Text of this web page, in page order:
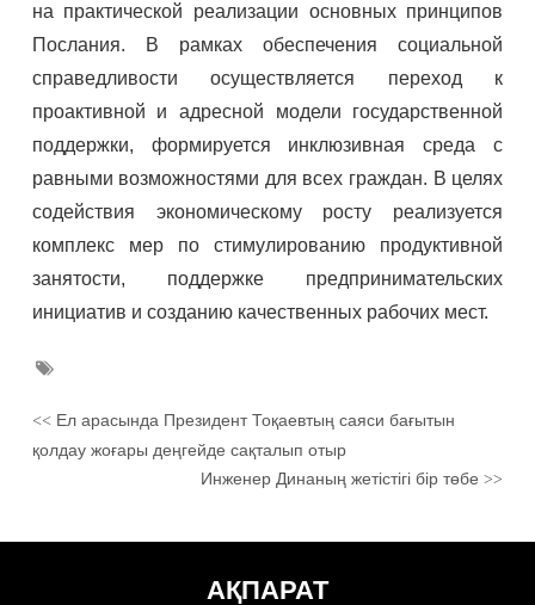
на практической реализации основных принципов
Послания. В рамках обеспечения социальной
справедливости осуществляется переход к
проактивной и адресной модели государственной
поддержки, формируется инклюзивная среда с
равными возможностями для всех граждан. В целях
содействия экономическому росту реализуется
комплекс мер по стимулированию продуктивной
занятости, поддержке предпринимательских
инициатив и созданию качественных рабочих мест.
<<Ел арасында Президент Тоқаевтың саяси бағытын
қолдау жоғары деңгейде сақталып отыр
Инженер Динаның жетістігі бір төбе>>
АҚПАРАТ